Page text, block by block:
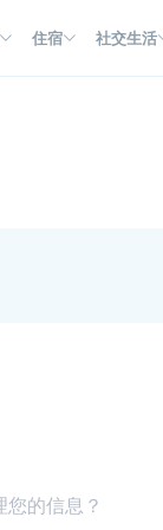
住宿 社交生活
的信息？